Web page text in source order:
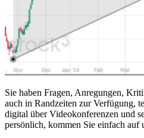
Sie haben Fragen, Anregungen,
auch in Randzeiten zur Verfügung,
digital über Videokonferenzen und
persönlich, kommen Sie einfach auf